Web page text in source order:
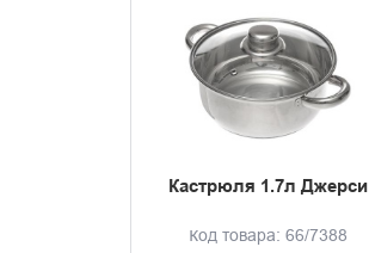
Кастрюля 1.7л Джерси
Код товара: 66/7388